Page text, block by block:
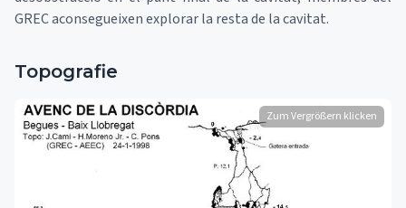
GREC aconsegueixen explorar la resta de la cavitat.
Topografie
Zum Vergrößern klicken